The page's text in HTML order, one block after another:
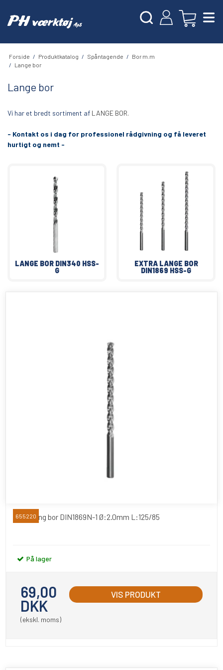
Forside / Produktkatalog / Spåntagende / Bor m.m
/ Lange bor
Lange bor
Vi har et bredt sortiment af LANGE BOR.
- Kontakt os i dag for professionel rådgivning og få leveret
hurtigt og nemt -
LANGE BOR DIN340 HSS-
G
EXTRA LANGE BOR
DIN1869 HSS-G
Extra lang bor DIN1869N-1 Ø:2.0mm L:125/85
655220
På lager
69,00
DKK
(ekskl. moms)
VIS PRODUKT